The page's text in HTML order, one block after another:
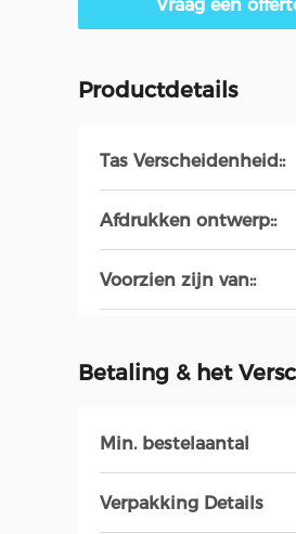
Vraag een
Productdetails
Tas Verscheidenheid::
Afdrukken ontwerp::
Voorzien zijn van::
Betaling & het
Min. bestelaantal
Verpakking Details